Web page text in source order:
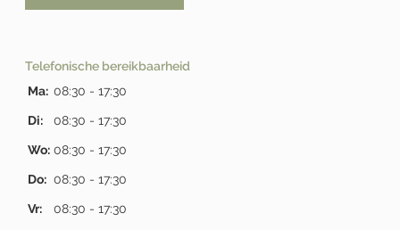
Telefonische bereikbaarheid
Ma: 08:30 - 17:30
Di: 08:30 - 17:30
Wo: 08:30 - 17:30
Do: 08:30 - 17:30
Vr: 08:30 - 17:30